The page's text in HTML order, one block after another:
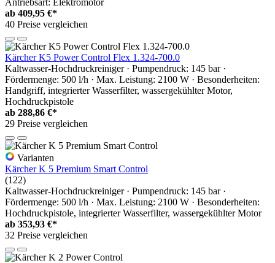
ab 409,95 €*
40 Preise vergleichen
Kärcher K5 Power Control Flex 1.324-700.0
Kaltwasser-Hochdruckreiniger · Pumpendruck: 145 bar ·
Fördermenge: 500 l/h · Max. Leistung: 2100 W · Besonderheiten:
Handgriff, integrierter Wasserfilter, wassergekühlter Motor,
Hochdruckpistole
ab 288,86 €*
29 Preise vergleichen
Varianten
Kärcher K 5 Premium Smart Control
(122)
Kaltwasser-Hochdruckreiniger · Pumpendruck: 145 bar ·
Fördermenge: 500 l/h · Max. Leistung: 2100 W · Besonderheiten:
Hochdruckpistole, integrierter Wasserfilter, wassergekühlter Motor
ab 353,93 €*
32 Preise vergleichen